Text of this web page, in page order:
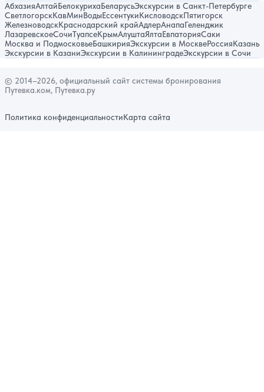
АбхазияАлтайБелокурихаБеларусьЭкскурсии в Санкт-Петербурге
СветлогорскКавМинВодыЕссентукиКисловодскПятигорск
ЖелезноводскКраснодарский крайАдлерАнапаГеленджик
ЛазаревскоеСочиТуапсеКрымАлуштаЯлтаЕвпаторияСаки
Москва и ПодмосковьеБашкирияЭкскурсии в МосквеРоссияКазань
Экскурсии в КазаниЭкскурсии в КалининградеЭкскурсии в Сочи
© 2014–2026, официальный сайт системы бронирования
Путевка.ком, Путевка.ру
Политика конфиденциальностиКарта сайта